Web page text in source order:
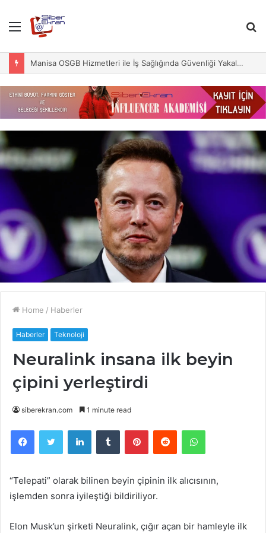
Menu
Manisa OSGB Hizmetleri ile İş Sağlığında Güvenliği Yakalayın
Home / Haberler
Haberler Teknoloji
Neuralink insana ilk beyin
çipini yerleştirdi
siberekran.com 1 minute read
FacebookTwitter LinkedInTumblr PinterestReddit WhatsApp
“Telepati” olarak bilinen beyin çipinin ilk alıcısının,
işlemden sonra iyileştiği bildiriliyor.
Elon Musk’un şirketi Neuralink, çığır açan bir hamleyle ilk